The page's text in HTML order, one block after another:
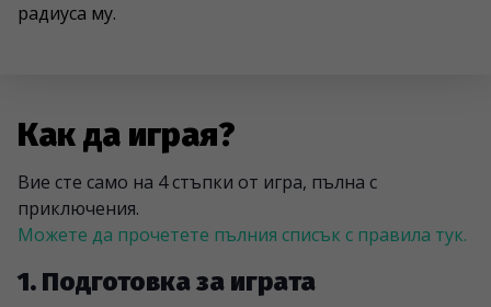
радиуса му.
Как да играя?
Вие сте само на 4 стъпки от игра, пълна с
приключения.
Можете да прочетете пълния списък с правила тук.
1. Подготовка за играта